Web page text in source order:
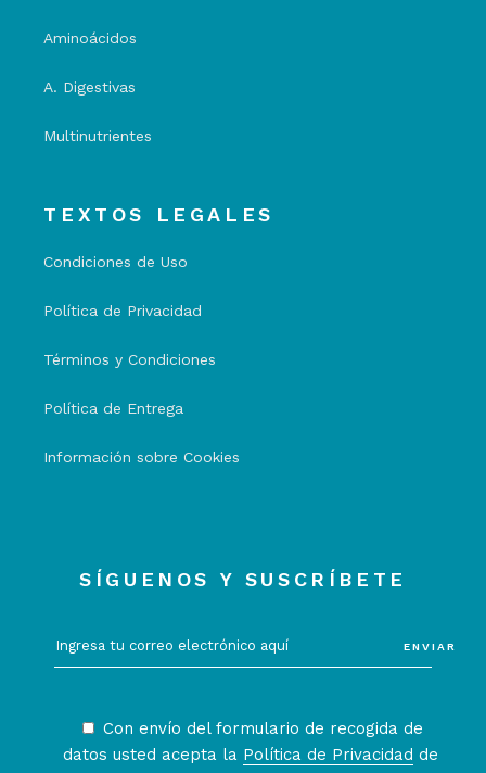
Aminoácidos
A. Digestivas
Multinutrientes
TEXTOS LEGALES
Condiciones de Uso
Política de Privacidad
Términos y Condiciones
Política de Entrega
Información sobre Cookies
SÍGUENOS Y SUSCRÍBETE
ENVIAR
Con envío del formulario de recogida de
datos usted acepta la Política de Privacidad de